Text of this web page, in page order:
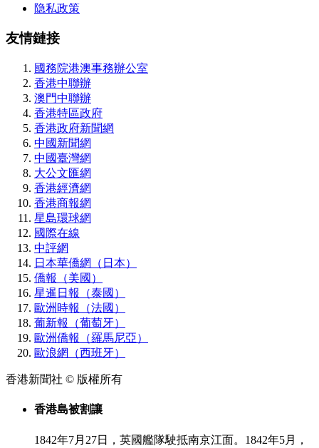
隐私政策
友情鏈接
國務院港澳事務辦公室
香港中聯辦
澳門中聯辦
香港特區政府
香港政府新聞網
中國新聞網
中國臺灣網
大公文匯網
香港經濟網
香港商報網
星島環球網
國際在線
中評網
日本華僑網（日本）
僑報（美國）
星暹日報（泰國）
歐洲時報（法國）
葡新報（葡萄牙）
歐洲僑報（羅馬尼亞）
歐浪網（西班牙）
香港新聞社 © 版權所有
香港島被割讓
1842年7月27日，英國艦隊駛抵南京江面。1842年5月，